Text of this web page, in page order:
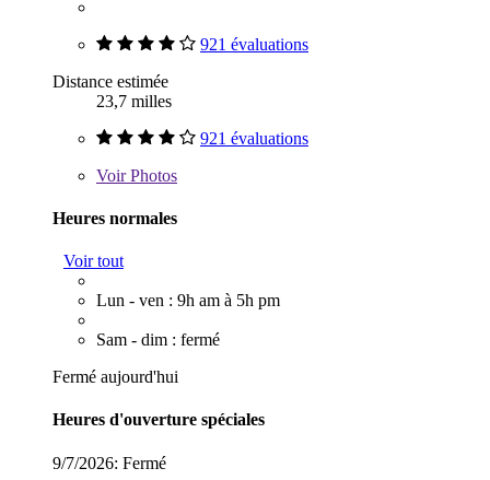
921 évaluations
Distance estimée
23,7 milles
921 évaluations
VoirPhotos
Heures normales
Voir tout
Lun - ven : 9h am à 5h pm
Sam - dim : fermé
Fermé aujourd'hui
Heures d'ouverture spéciales
9/7/2026: Fermé